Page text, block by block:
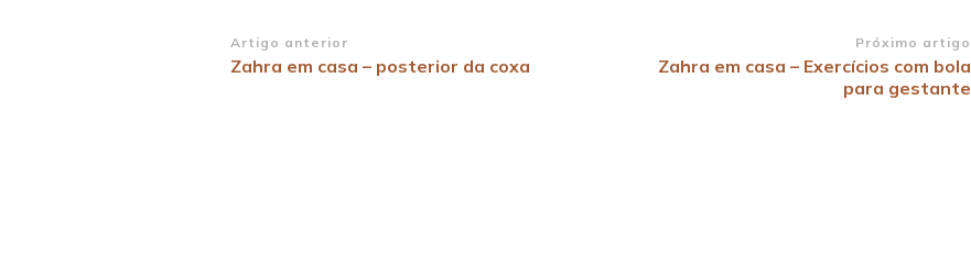
Navegação
de
Artigo anterior
Zahra em casa – posterior da coxa
Próximo artigo
Zahra em casa – Exercícios com bola
para gestante